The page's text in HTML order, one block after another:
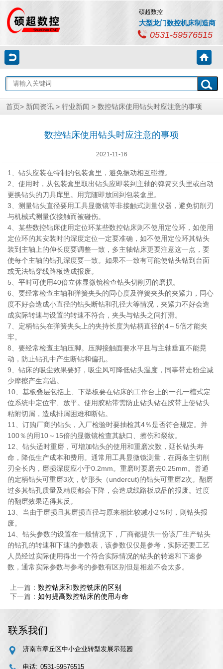
硕超数控
大型龙门数控机床制造商
0531-59576515
首页> 新闻资讯 > 行业新闻 > 数控钻床使用钻头时应注意的事项
数控钻床使用钻头时应注意的事项
2021-11-16
1、钻头应装在特制的包装盒里，避免振动相互碰撞。
2、使用时，从包装盒里取出钻头应即装到主轴的弹簧夹头里或自动
更换钻头的刀具库里。用完随即放回到包装盒里。
3、测量钻头直径要用工具显微镜等非接触式测量仪器，避免切削刃
与机械式测量仪接触而被碰伤。
4、某些数控钻床使用定位环某些数控钻床则不使用定位环，如使用
定位环的其安装时的深度定位一定要准确，如不使用定位环其钻头
装到主轴上的伸长度要调整一致，多主轴钻床更要注意这一点，要
使每个主轴的钻孔深度要一致。如果不一致有可能使钻头钻到台面
或无法钻穿线路板造成报废。
5、平时可使用40倍立体显微镜检查钻头切削刃的磨损。
6、要经常检查主轴和弹簧夹头的同心度及弹簧夹头的夹紧力，同心
度不好会造成小直径的钻头断钻和孔径大等情况，夹紧力不好会造
成实际转速与设置的转速不符合，夹头与钻头之间打滑。
7、定柄钻头在弹簧夹头上的夹持长度为钻柄直径的4～5倍才能夹
牢。
8、要经常检查主轴压脚。压脚接触面要水平且与主轴垂直不能晃
动，防止钻孔中产生断钻和偏孔。
9、钻床的吸尘效果要好，吸尘风可降低钻头温度，同事带走粉尘减
少摩擦产生高温。
10、基板叠层包括上、下垫板要在钻床的工作台上的一孔一槽式定
位系统中定位牢、放平。使用胶粘带需防止钻头钻在胶带上使钻头
粘附切屑，造成排屑困难和断钻。
11、订购厂商的钻头，入厂检验时要抽检其4％是否符合规定。并
100％的用10～15倍的显微镜检查其缺口、擦伤和裂纹。
12、钻头适时重磨，可增加钻头的使用和重磨次数，延长钻头寿
命，降低生产成本和费用。通常用工具显微镜测量，在两条主切削
刃全长内，磨损深度应小于0.2mm。重磨时要磨去0.25mm。普通
的定柄钻头可重磨3次，铲形头（undercut)的钻头可重磨2次。翻磨
过多其钻孔质量及精度都会下降，会造成线路板成品的报废。过度
的翻磨效果适得其反。
13、当由于磨损且其磨损直径与原来相比较减小2％时，则钻头报
废。
14、钻头参数的设置在一般情况下，厂商都提供一份该厂生产钻头
的钻孔的转速和下速的参数表，该参数仅仅是参考，实际还要工艺
人员经过实际使用得出一个符合实际情况的钻头的转速和下速参
数，通常实际参数与参考的参数有区别但是相差不会太多。
上一篇： 数控钻床和数控铣床的区别
下一篇： 如何提高数控钻床的使用寿命
联系我们
济南市章丘区中小企业转型发展示范园
电话: 0531-59576515